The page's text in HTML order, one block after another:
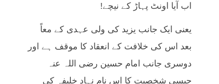
اب آیا اونٹ پہاڑ کے نیچے!
یعنی ایک جانب یزید کی ولی عہدی کے معاً
بعد اس کی خلافت کے انعقاد کا موقف ہے اور
دوسری جانب امام حسین رضی اللہ عنہ
جیسی شخصیت کا اس نام نہاد خلیفہ کی